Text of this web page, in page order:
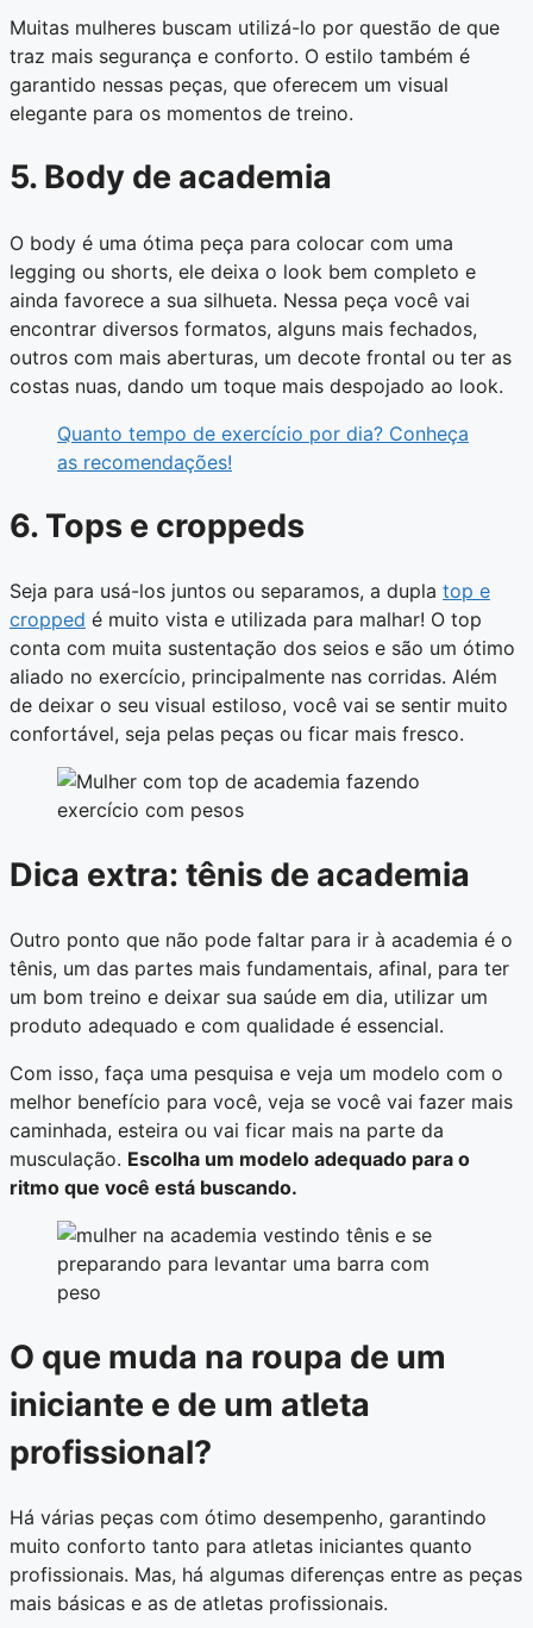
Muitas mulheres buscam utilizá-lo por questão de que
traz mais segurança e conforto. O estilo também é
garantido nessas peças, que oferecem um visual
elegante para os momentos de treino.
5. Body de academia
O body é uma ótima peça para colocar com uma
legging ou shorts, ele deixa o look bem completo e
ainda favorece a sua silhueta. Nessa peça você vai
encontrar diversos formatos, alguns mais fechados,
outros com mais aberturas, um decote frontal ou ter as
costas nuas, dando um toque mais despojado ao look.
Quanto tempo de exercício por dia? Conheça
as recomendações!
6. Tops e croppeds
Seja para usá-los juntos ou separamos, a dupla top e
cropped é muito vista e utilizada para malhar! O top
conta com muita sustentação dos seios e são um ótimo
aliado no exercício, principalmente nas corridas. Além
de deixar o seu visual estiloso, você vai se sentir muito
confortável, seja pelas peças ou ficar mais fresco.
Dica extra: tênis de academia
Outro ponto que não pode faltar para ir à academia é o
tênis, um das partes mais fundamentais, afinal, para ter
um bom treino e deixar sua saúde em dia, utilizar um
produto adequado e com qualidade é essencial.
Com isso, faça uma pesquisa e veja um modelo com o
melhor benefício para você, veja se você vai fazer mais
caminhada, esteira ou vai ficar mais na parte da
musculação. Escolha um modelo adequado para o
ritmo que você está buscando.
O que muda na roupa de um
iniciante e de um atleta
profissional?
Há várias peças com ótimo desempenho, garantindo
muito conforto tanto para atletas iniciantes quanto
profissionais. Mas, há algumas diferenças entre as peças
mais básicas e as de atletas profissionais.